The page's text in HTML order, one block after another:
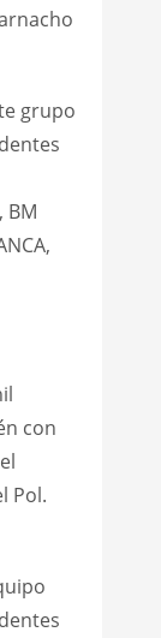
grupo
BM
con
Pol.